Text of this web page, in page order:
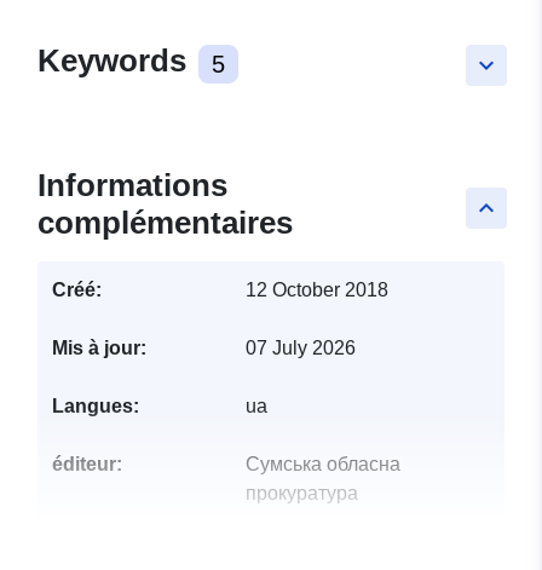
keyboard_arrow_down
Keywords 5
keyboard_arrow_up
Informations
complémentaires
Créé: 12 October 2018
Mis à jour: 07 July 2026
Langues: ua
éditeur:
Сумська обласна
прокуратура